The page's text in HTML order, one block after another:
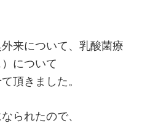
来について、乳酸菌療
について
頂きました。
られたので、